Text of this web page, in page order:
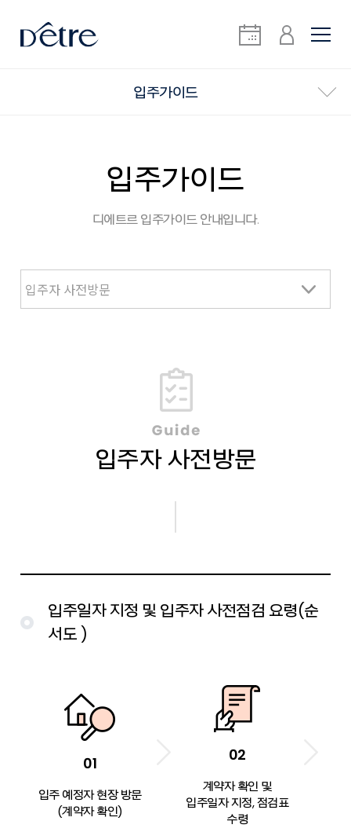
입주가이드
입주가이드
디에트르 입주가이드 안내입니다.
입주자 사전방문
입주일자 지정 및 입주자 사전점검 요령(순
서도 )
01
입주 예정자 현장 방문
(계약자 확인)
02
계약자 확인 및
입주일자 지정, 점검표
수령